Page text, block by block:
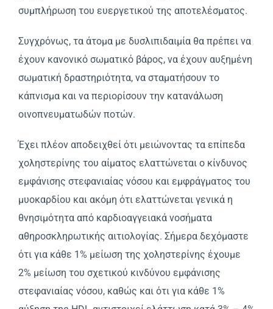
συμπλήρωση του ευεργετικού της αποτελέσματος.
Συγχρόνως, τα άτομα με δυσλιπιδαιμία θα πρέπει να
έχουν κανονικό σωματικό βάρος, να έχουν αυξημένη
σωματική δραστηριότητα, να σταματήσουν το
κάπνισμα και να περιορίσουν την κατανάλωση
οινοπνευματωδών ποτών.
Έχει πλέον αποδειχθεί ότι μειώνοντας τα επίπεδα
χοληστερίνης του αίματος ελαττώνεται ο κίνδυνος
εμφάνισης στεφανιαίας νόσου και εμφράγματος του
μυοκαρδίου και ακόμη ότι ελαττώνεται γενικά η
θνησιμότητα από καρδιοαγγειακά νοσήματα
αθηροσκληρωτικής αιτιολογίας. Σήμερα δεχόμαστε
ότι για κάθε 1% μείωση της χοληστερίνης έχουμε
2% μείωση του σχετικού κινδύνου εμφάνισης
στεφανιαίας νόσου, καθώς και ότι για κάθε 1%